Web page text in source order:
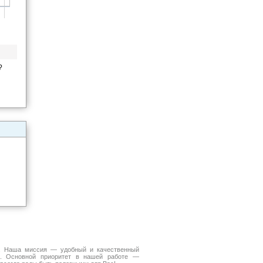
Наша миссия — удобный и качественный
. Основной приоритет в нашей работе —